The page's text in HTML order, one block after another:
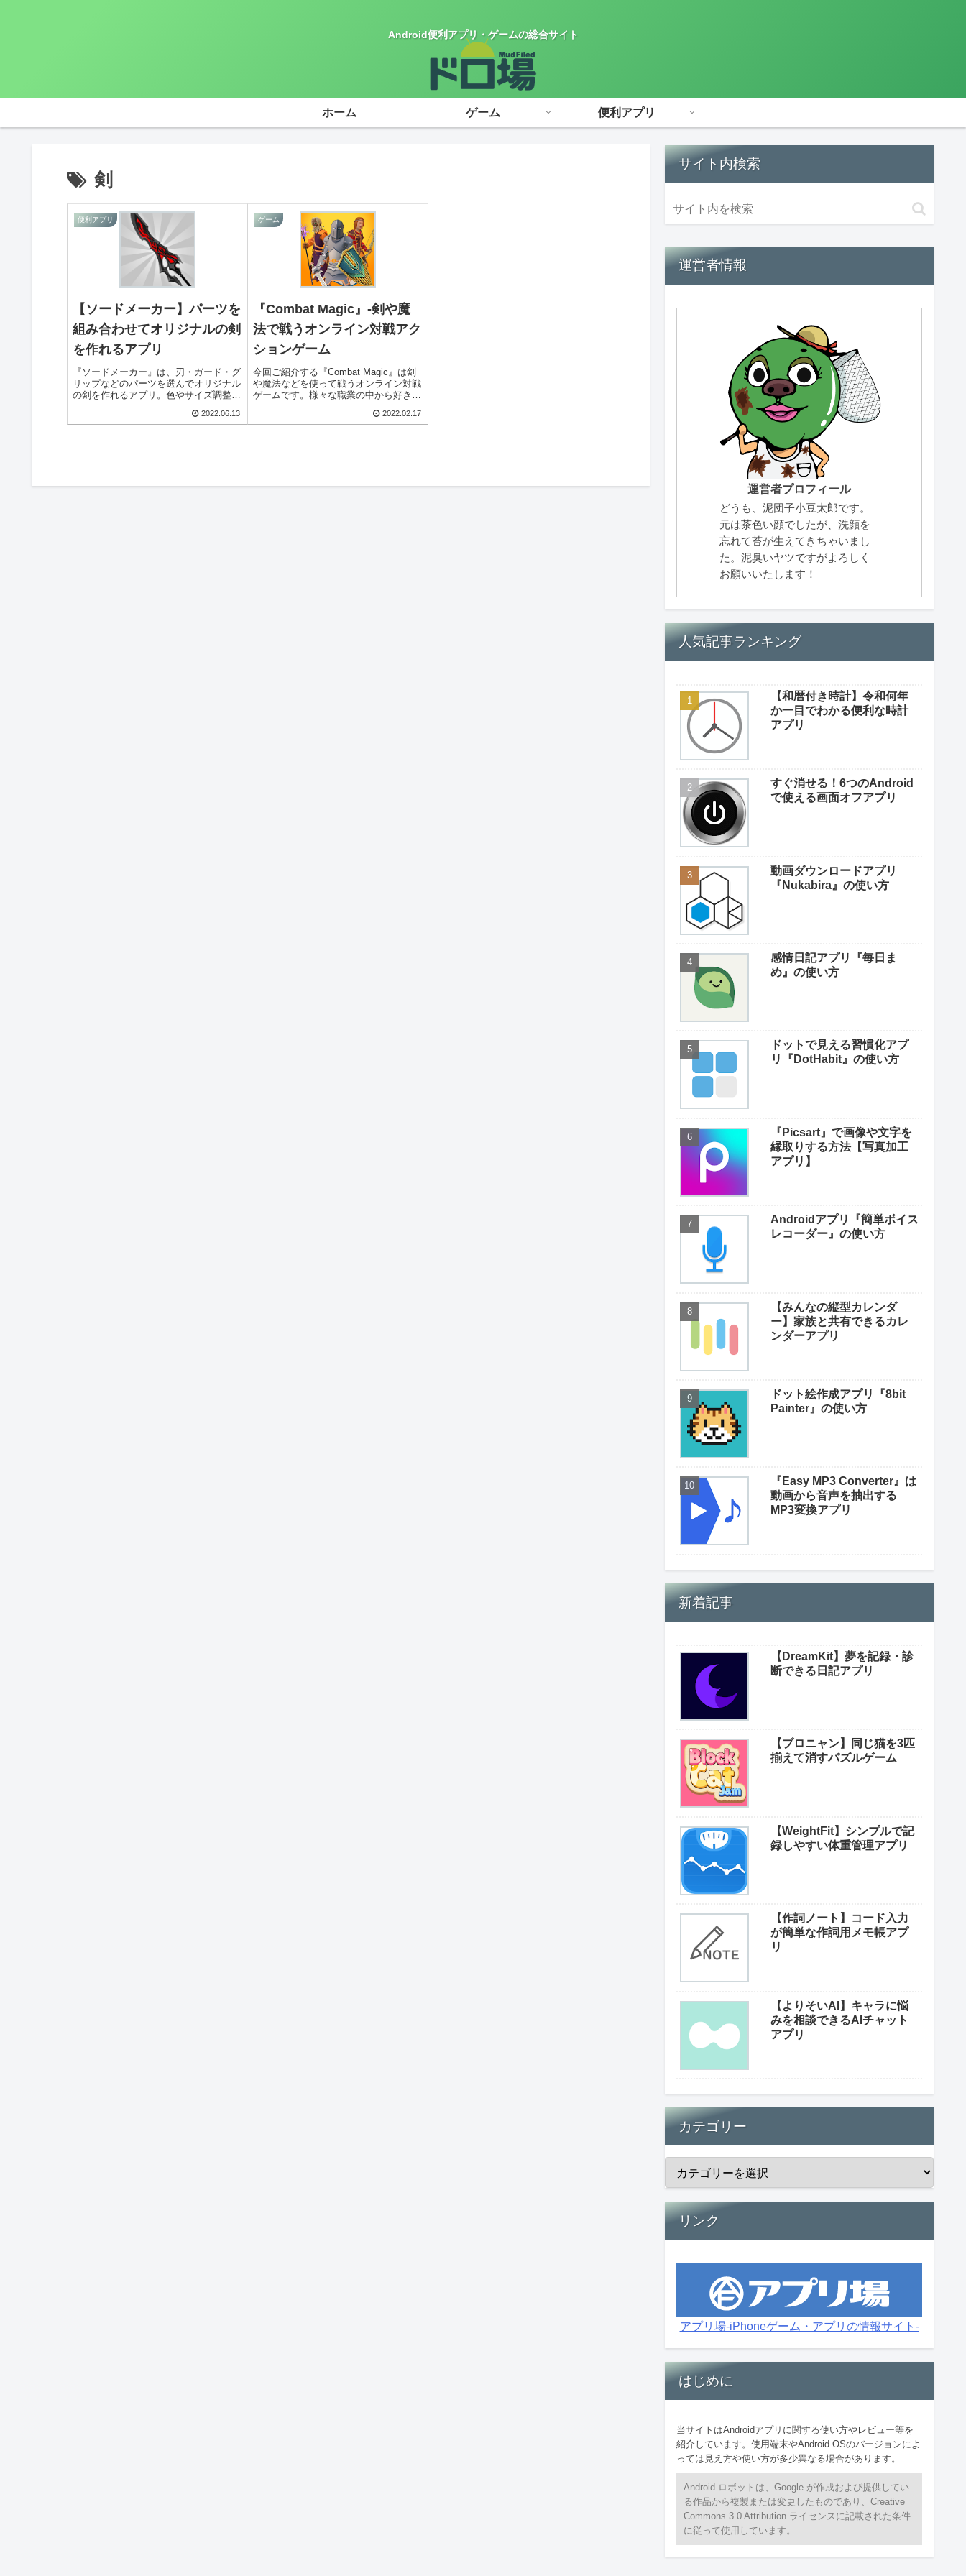
Android便利アプリ・ゲームの総合サイト
ホーム ゲーム 便利アプリ
剣
便利アプリ
【ソードメーカー】パーツを
組み合わせてオリジナルの剣
を作れるアプリ
『ソードメーカー』は、刃・ガード・グ
リップなどのパーツを選んでオリジナル
の剣を作れるアプリ。色やサイズ調整、
高い武器デザインが楽しめます。2022.06.13
ゲーム
『Combat Magic』-剣や魔
法で戦うオンライン対戦アク
ションゲーム
今回ご紹介する『Combat Magic』は剣
や魔法などを使って戦うオンライン対戦
ゲームです。様々な職業の中から好きな
上げたり、装備を整えて強化していきま
2022.02.17
サイト内検索
運営者情報
運営者プロフィール
どうも、泥団子小豆太郎です。
元は茶色い顔でしたが、洗顔を
忘れて苔が生えてきちゃいまし
た。泥臭いヤツですがよろしく
お願いいたします！
人気記事ランキング
【和暦付き時計】令和何年
か一目でわかる便利な時計
アプリ
すぐ消せる！6つのAndroid
で使える画面オフアプリ
動画ダウンロードアプリ
『Nukabira』の使い方
感情日記アプリ『毎日ま
め』の使い方
ドットで見える習慣化アプ
リ『DotHabit』の使い方
『Picsart』で画像や文字を
縁取りする方法【写真加工
アプリ】
Androidアプリ『簡単ボイス
レコーダー』の使い方
【みんなの縦型カレンダ
ー】家族と共有できるカレ
ンダーアプリ
ドット絵作成アプリ『8bit
Painter』の使い方
『Easy MP3 Converter』は
動画から音声を抽出する
MP3変換アプリ
新着記事
【DreamKit】夢を記録・診
断できる日記アプリ
【ブロニャン】同じ猫を3匹
揃えて消すパズルゲーム
【WeightFit】シンプルで記
録しやすい体重管理アプリ
【作詞ノート】コード入力
が簡単な作詞用メモ帳アプ
リ
【よりそいAI】キャラに悩
みを相談できるAIチャット
アプリ
カテゴリー
リンク
アプリ場-iPhoneゲーム・アプリの情報サイト-
はじめに
当サイトはAndroidアプリに関する使い方やレビュー等を
紹介しています。使用端末やAndroid OSのバージョンによ
っては見え方や使い方が多少異なる場合があります。
Android ロボットは、Google が作成および提供してい
る作品から複製または変更したものであり、Creative
Commons 3.0 Attribution ライセンスに記載された条件
に従って使用しています。